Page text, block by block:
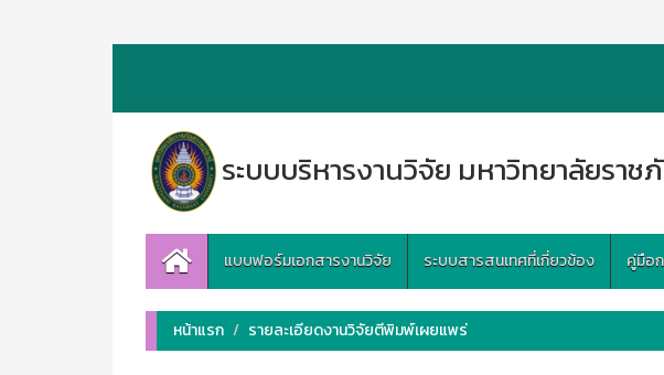
ระบบบริหารงานวิจัย มหาวิทยาลัยราช
แบบฟอร์มเอกสารงานวิจัย ระบบสารสนเทศที่เกี่ยวข้อง คู่มือ
หน้าแรก รายละเอียดงานวิจัยตีพิมพ์เผยแพร่